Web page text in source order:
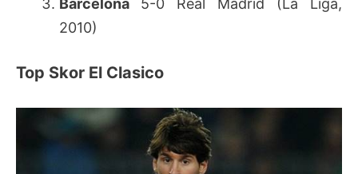
Barcelona 5-0 Real Madrid (La Liga,
2010)
Top Skor El Clasico